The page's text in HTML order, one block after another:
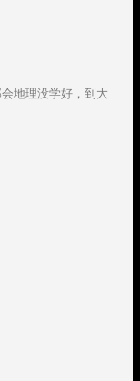
地理没学好，到大